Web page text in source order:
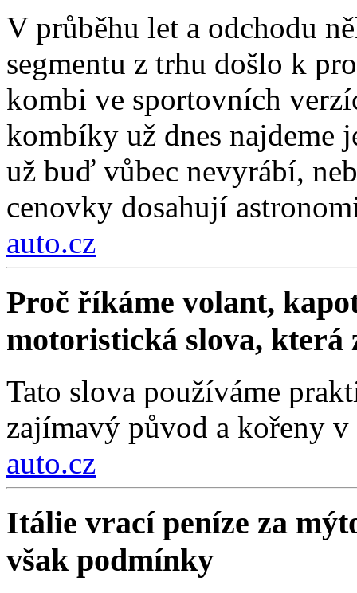
V průběhu let a odchodu
segmentu z trhu došlo k
kombi ve sportovních
kombíky už dnes najdeme
už buď vůbec nevyrábí,
cenovky dosahují
auto.cz
Proč říkáme volant,
motoristická slova, která
Tato slova používáme
zajímavý původ a kořeny
auto.cz
Itálie vrací peníze za
však podmínky